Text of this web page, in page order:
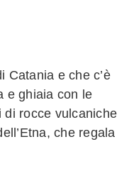
Catania e che c’è
e ghiaia con le
di rocce vulcaniche
che regala